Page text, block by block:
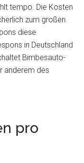
tempo. Die Kosten
zum großen
diese
in Deutschland
Bimbes­au­to­
anderem des
pro